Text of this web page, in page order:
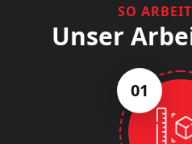
SO
Unser
01